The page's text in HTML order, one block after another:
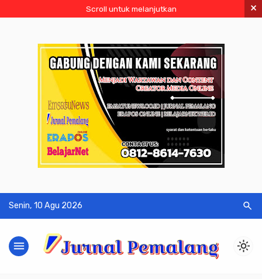
Scroll untuk melanjutkan ×
Senin, 10 Agu 2026 search
menu light_mode